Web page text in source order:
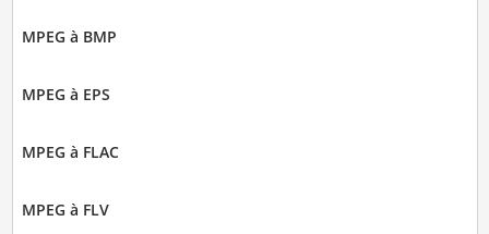
MPEG à BMP
MPEG à EPS
MPEG à FLAC
MPEG à FLV